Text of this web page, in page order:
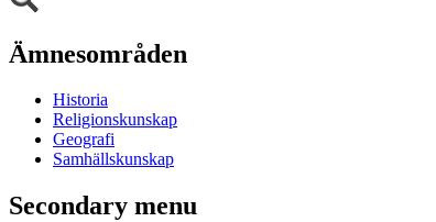
Ämnesområden
Historia
Religionskunskap
Geografi
Samhällskunskap
Secondary menu